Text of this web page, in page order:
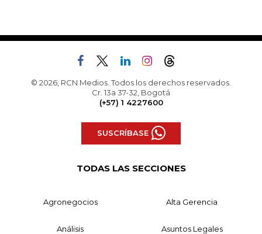
© 2026, RCN Medios. Todos los derechos reservados.
Cr. 13a 37-32, Bogotá
(+57) 1 4227600
SUSCRÍBASE
TODAS LAS SECCIONES
Agronegocios Alta Gerencia
Análisis Asuntos Legales